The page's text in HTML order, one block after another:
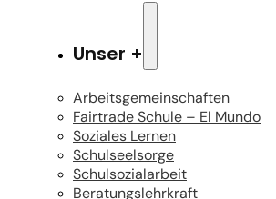
Unser +
Arbeitsgemeinschaften
Fairtrade Schule – El Mundo
Soziales Lernen
Schulseelsorge
Schulsozialarbeit
Beratungslehrkraft